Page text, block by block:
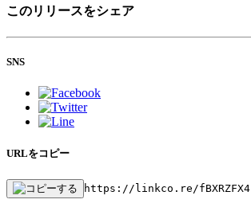
このリリースをシェア
SNS
URLをコピー
https://linkco.re/fBXRZFX4